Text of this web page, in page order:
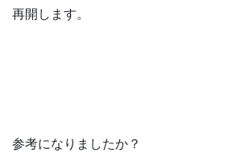
再開します。
参考になりましたか？